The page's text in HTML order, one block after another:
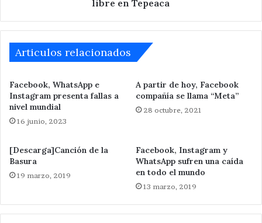
libre en Tepeaca
Articulos relacionados
Facebook, WhatsApp e
Instagram presenta fallas a
nivel mundial
16 junio, 2023
A partir de hoy, Facebook
compañía se llama “Meta”
28 octubre, 2021
[Descarga]Canción de la
Basura
19 marzo, 2019
Facebook, Instagram y
WhatsApp sufren una caída
en todo el mundo
13 marzo, 2019